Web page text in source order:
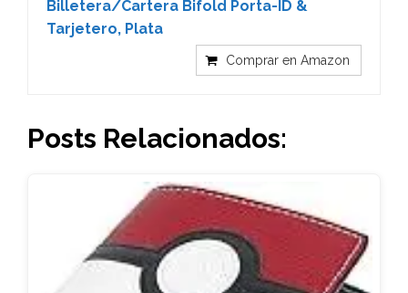
Billetera/Cartera Bifold Porta-ID &
Tarjetero, Plata
Comprar en Amazon
Posts Relacionados: